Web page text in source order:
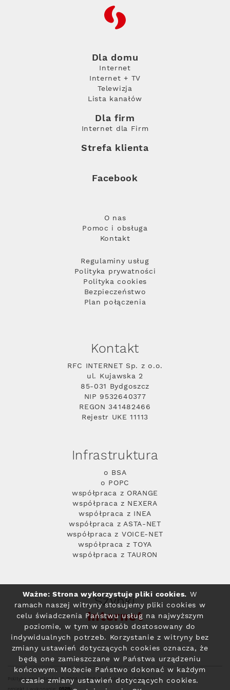
RFC
Dla domu
Internet
Internet + TV
Telewizja
Lista kanałów
Dla firm
Internet dla Firm
Strefa klienta
Facebook
O nas
Pomoc i obsługa
Kontakt
Regulaminy usług
Polityka prywatności
Polityka cookies
Bezpieczeństwo
Plan połączenia
Kontakt
RFC INTERNET Sp. z o.o.
ul. Kujawska 2
85-031 Bydgoszcz
NIP 9532640377
REGON 341482466
Rejestr UKE 11113
Infrastruktura
o BSA
o POPC
współpraca z ORANGE
współpraca z NEXERA
współpraca z INEA
współpraca z ASTA-NET
współpraca z VOICE-NET
współpraca z TOYA
współpraca z TAURON
Szybki
Internet
Polityka prywatności© 2004 - 2026 RFC Internet i Telewizja
Ważne: Strona wykorzystuje pliki cookies. W
ramach naszej witryny stosujemy pliki cookies w
celu świadczenia Państwu usług na najwyższym
poziomie, w tym w sposób dostosowany do
indywidualnych potrzeb. Korzystanie z witryny bez
zmiany ustawień dotyczących cookies oznacza, że
będą one zamieszczane w Państwa urządzeniu
końcowym. Możecie Państwo dokonać w każdym
czasie zmiany ustawień dotyczących cookies.